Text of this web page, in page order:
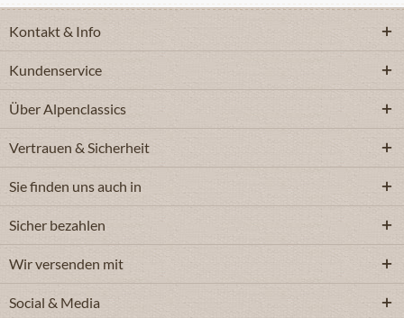
Kontakt & Info
Kundenservice
Über Alpenclassics
Vertrauen & Sicherheit
Sie finden uns auch in
Sicher bezahlen
Wir versenden mit
Social & Media